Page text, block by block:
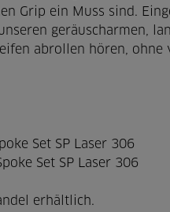
Grip ein Muss sind.
geräuscharmen,
abrollen hören,
Set SP Laser 306
Set SP Laser 306
erhältlich.